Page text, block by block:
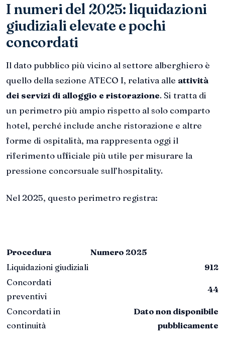
I numeri del 2025: liquidazioni
giudiziali elevate e pochi
concordati
Il dato pubblico più vicino al settore alberghiero è
quello della sezione ATECO I, relativa alle attività
dei servizi di alloggio e ristorazione. Si tratta di
un perimetro più ampio rispetto al solo comparto
hotel, perché include anche ristorazione e altre
forme di ospitalità, ma rappresenta oggi il
riferimento ufficiale più utile per misurare la
pressione concorsuale sull’hospitality.
Nel 2025, questo perimetro registra:
Procedura
Numero 2025
Liquidazioni giudiziali
912
Concordati
preventivi
44
Concordati in
continuità
Dato non disponibile
pubblicamente